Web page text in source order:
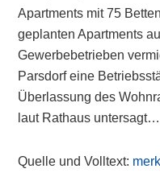
Apartments mit 75
geplanten Apartments
Gewerbebetrieben
Parsdorf eine
Überlassung des
laut Rathaus
Quelle und Volltext: